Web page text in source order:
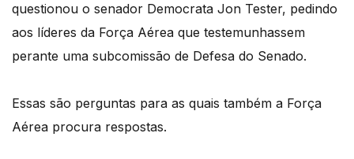
questionou o senador Democrata Jon Tester, pedindo
aos líderes da Força Aérea que testemunhassem
perante uma subcomissão de Defesa do Senado.
Essas são perguntas para as quais também a Força
Aérea procura respostas.